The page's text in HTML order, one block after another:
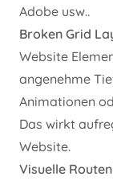
Adobe usw..
Broken Grid
Website
angenehme
Animationen
Das wirkt
Website.
Visuelle